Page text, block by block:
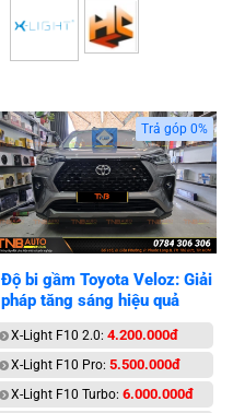
Trả góp 0%
Độ bi gầm Toyota Veloz: Giải
pháp tăng sáng hiệu quả
X-Light F10 2.0: 4.200.000đ
X-Light F10 Pro: 5.500.000đ
X-Light F10 Turbo: 6.000.000đ